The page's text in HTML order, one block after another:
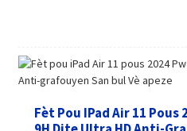
Fèt Pou IPad Air 11